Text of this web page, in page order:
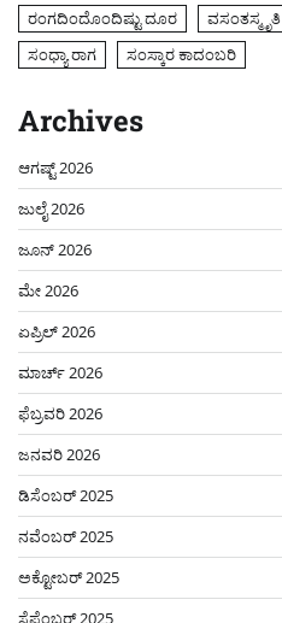
ರಂಗದಿಂದೊಂದಿಷ್ಟು ದೂರ
ವಸಂತಸ್ಮೃತಿ
ಸಂಧ್ಯಾ ರಾಗ
ಸಂಸ್ಕಾರ ಕಾದಂಬರಿ
Archives
ಆಗಷ್ಟ್ 2026
ಜುಲೈ 2026
ಜೂನ್ 2026
ಮೇ 2026
ಏಪ್ರಿಲ್ 2026
ಮಾರ್ಚ್ 2026
ಫೆಬ್ರವರಿ 2026
ಜನವರಿ 2026
ಡಿಸೆಂಬರ್ 2025
ನವೆಂಬರ್ 2025
ಅಕ್ಟೋಬರ್ 2025
ಸೆಪ್ಟೆಂಬರ್ 2025